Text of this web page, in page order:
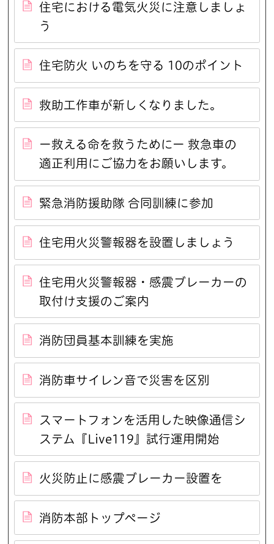
住宅における電気火災に注意しましょ
う
住宅防火 いのちを守る 10のポイント
救助工作車が新しくなりました。
ー救える命を救うためにー 救急車の
適正利用にご協力をお願いします。
緊急消防援助隊 合同訓練に参加
住宅用火災警報器を設置しましょう
住宅用火災警報器・感震ブレーカーの
取付け支援のご案内
消防団員基本訓練を実施
消防車サイレン音で災害を区別
スマートフォンを活用した映像通信シ
ステム『Live119』試行運用開始
火災防止に感震ブレーカー設置を
消防本部トップページ